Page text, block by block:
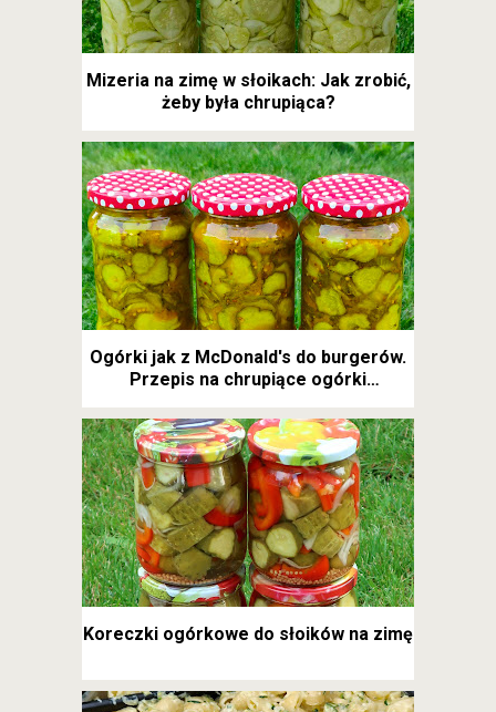
Mizeria na zimę w słoikach: Jak zrobić,
żeby była chrupiąca?
Ogórki jak z McDonald's do burgerów.
Przepis na chrupiące ogórki
Koreczki ogórkowe do słoików na zimę